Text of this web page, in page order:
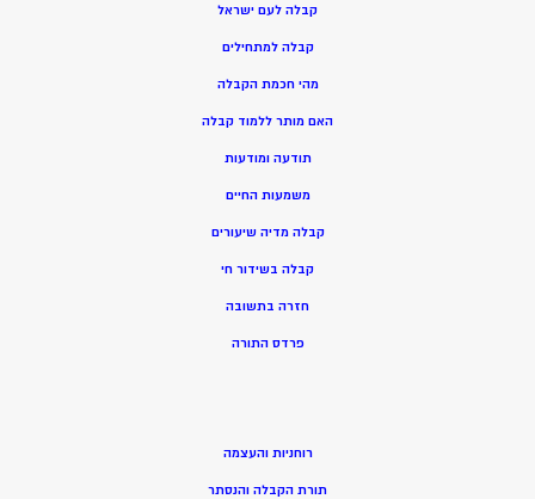
קבלה לעם ישראל
קבלה למתחילים
מהי חכמת הקבלה
האם מותר ללמוד קבלה
תודעה ומודעות
משמעות החיים
קבלה מדיה שיעורים
קבלה בשידור חי
חזרה בתשובה
פרדס התורה
רוחניות והעצמה
תורת הקבלה והנסתר